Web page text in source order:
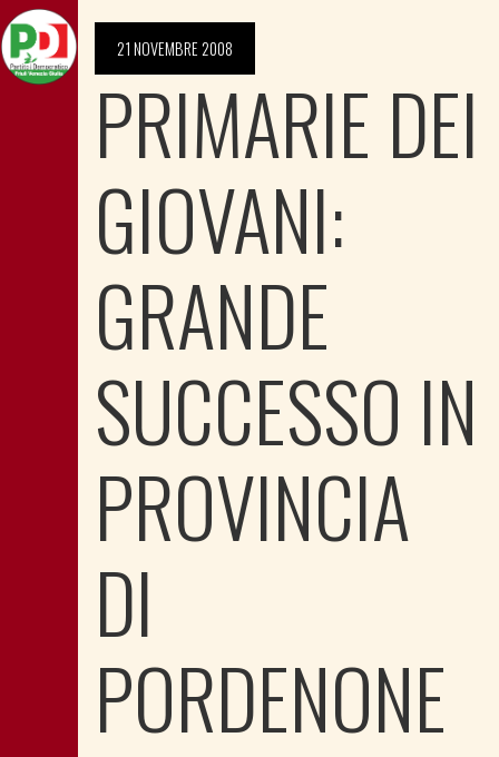
21 NOVEMBRE 2008
PRIMARIE DEI
GIOVANI:
GRANDE
SUCCESSO IN
PROVINCIA
DI
PORDENONE